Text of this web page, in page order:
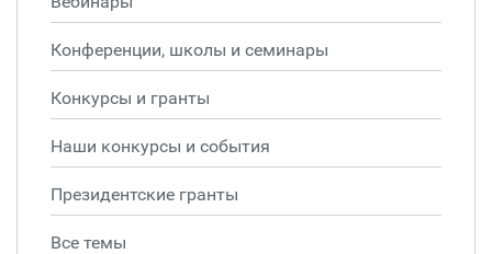
Конференции, школы и семинары
Конкурсы и гранты
Наши конкурсы и события
Президентские гранты
Все темы